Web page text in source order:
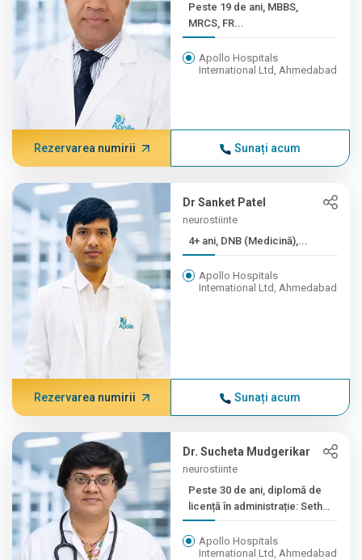
Peste 19 de ani, MBBS,
MRCS, FR...
Apollo Hospitals
International Ltd, Ahmedabad
Rezervarea numirii Sunați acum
Dr Sanket Patel
neurostiinte
4+ ani, DNB (Medicină),...
Apollo Hospitals
International Ltd, Ahmedabad
Rezervarea numirii Sunați acum
Dr. Sucheta Mudgerikar
neurostiinte
Peste 30 de ani, diplomă de
licență în administrație: Seth
GS...
Apollo Hospitals
International Ltd, Ahmedabad